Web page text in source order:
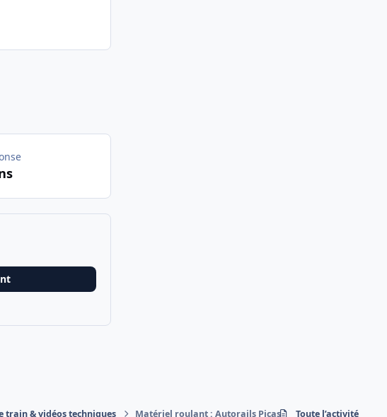
train & vidéos techniques Matériel roulant : Autorails Picasso Toute l’activité